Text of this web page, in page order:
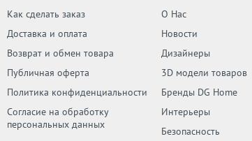
Как сделать заказ
Доставка и оплата
Возврат и обмен товара
Публичная оферта
Политика конфиденциальности
Согласие на обработку
персональных данных
О Нас
Новости
Дизайнеры
3D модели товаров
Бренды DG Home
Интерьеры
Безопасность